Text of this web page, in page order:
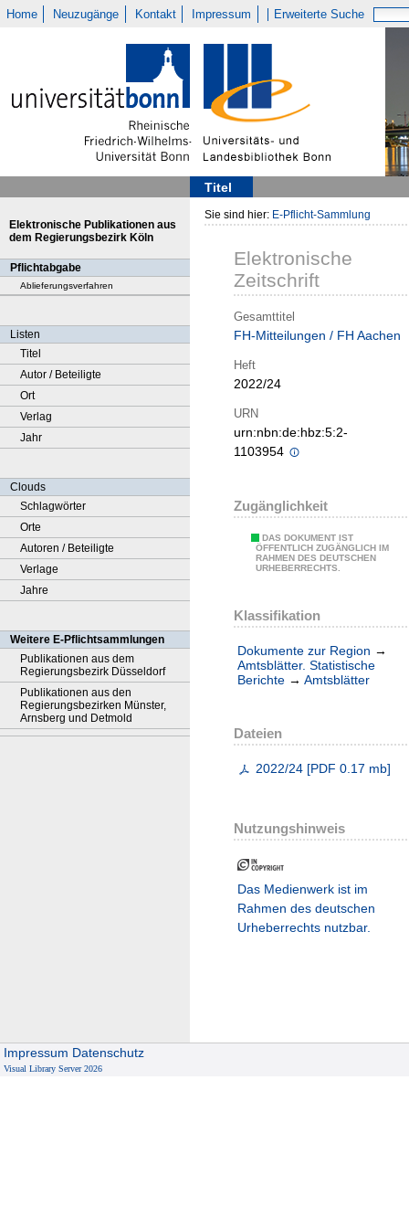
Home Neuzugänge Kontakt Impressum Erweiterte Suche
Titel
Elektronische Publikationen aus
dem Regierungsbezirk Köln
Pflichtabgabe
Ablieferungsverfahren
Listen
Titel
Autor / Beteiligte
Ort
Verlag
Jahr
Clouds
Schlagwörter
Orte
Autoren / Beteiligte
Verlage
Jahre
Weitere E-Pflichtsammlungen
Publikationen aus dem
Regierungsbezirk Düsseldorf
Publikationen aus den
Regierungsbezirken Münster,
Arnsberg und Detmold
Sie sind hier: E-Pflicht-Sammlung
Elektronische
Zeitschrift
Gesamttitel
FH-Mitteilungen / FH Aachen
Heft
2022/24
URN
urn:nbn:de:hbz:5:2-
1103954
Zugänglichkeit
DAS DOKUMENT IST
ÖFFENTLICH ZUGÄNGLICH IM
RAHMEN DES DEUTSCHEN
URHEBERRECHTS.
Klassifikation
Dokumente zur Region →
Amtsblätter. Statistische
Berichte → Amtsblätter
Dateien
2022/24 [PDF 0.17 mb]
Nutzungshinweis
Das Medienwerk ist im
Rahmen des deutschen
Urheberrechts nutzbar.
Impressum Datenschutz
Visual Library Server 2026